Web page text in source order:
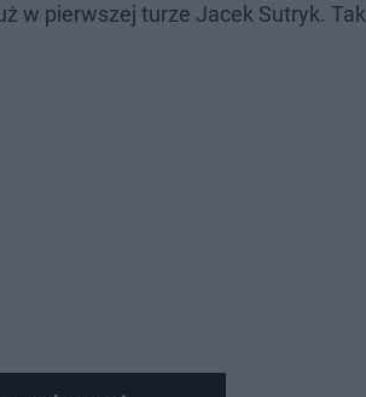
w pierwszej turze Jacek Sutryk. Tak